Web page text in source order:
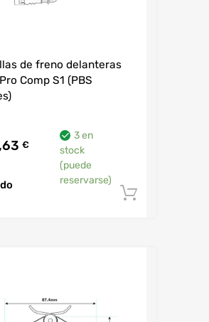
de freno delanteras
Comp S1 (PBS
€
3 en
stock
(puede
reservarse)